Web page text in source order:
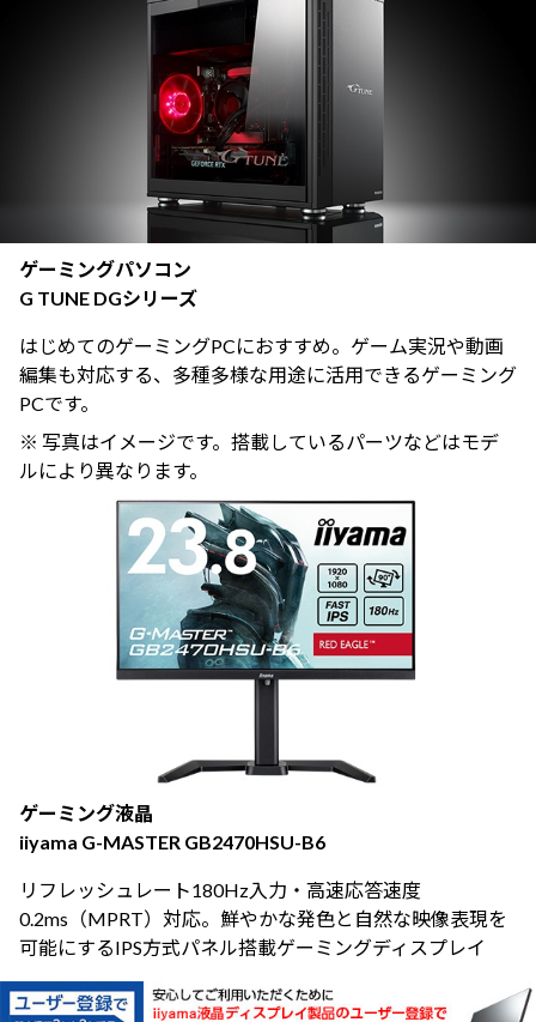
ゲーミングパソコン
G TUNE DGシリーズ
はじめてのゲーミングPCにおすすめ。ゲーム実況や動画
編集も対応する、多種多様な用途に活用できるゲーミング
PCです。
※ 写真はイメージです。搭載しているパーツなどはモデ
ルにより異なります。
ゲーミング液晶
iiyama G-MASTER GB2470HSU-B6
リフレッシュレート180Hz入力・高速応答速度
0.2ms（MPRT）対応。鮮やかな発色と自然な映像表現を
可能にするIPS方式パネル搭載ゲーミングディスプレイ